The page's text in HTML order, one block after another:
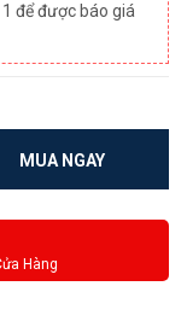
để được báo giá
MUA NGAY
Hàng